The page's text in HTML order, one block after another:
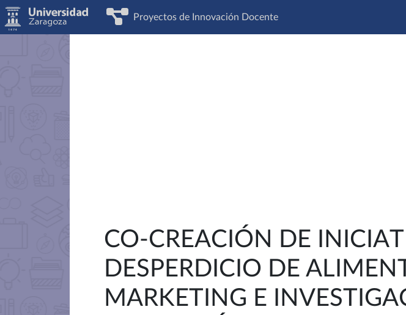
Proyectos de Innovación Docente
CO-CREACIÓN DE
DESPERDICIO DE
MARKETING E